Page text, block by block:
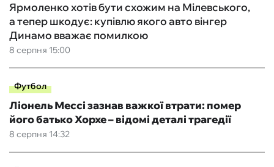
8 серпня 15:00
Ярмоленко хотів бути схожим на Мілевського,
а тепер шкодує: купівлю якого авто вінгер
Динамо вважає помилкою
Футбол
8 серпня 14:32
Ліонель Мессі зазнав важкої втрати: помер
його батько Хорхе – відомі деталі трагедії